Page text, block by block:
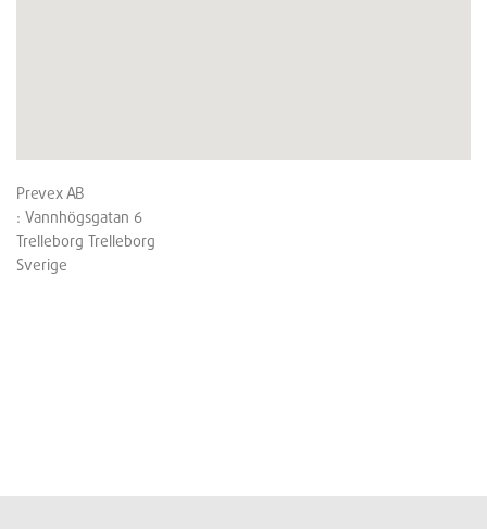
Prevex AB
: Vannhögsgatan 6
Trelleborg Trelleborg
Sverige